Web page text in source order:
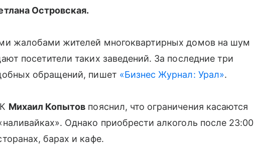
Островская.
жалобами жителей многоквартирных домов на шум
посетители таких заведений. За последние три
обращений, пишет «Бизнес Журнал: Урал».
Михаил Копытов пояснил, что ограничения касаются
Однако приобрести алкоголь после 23:00
барах и кафе.